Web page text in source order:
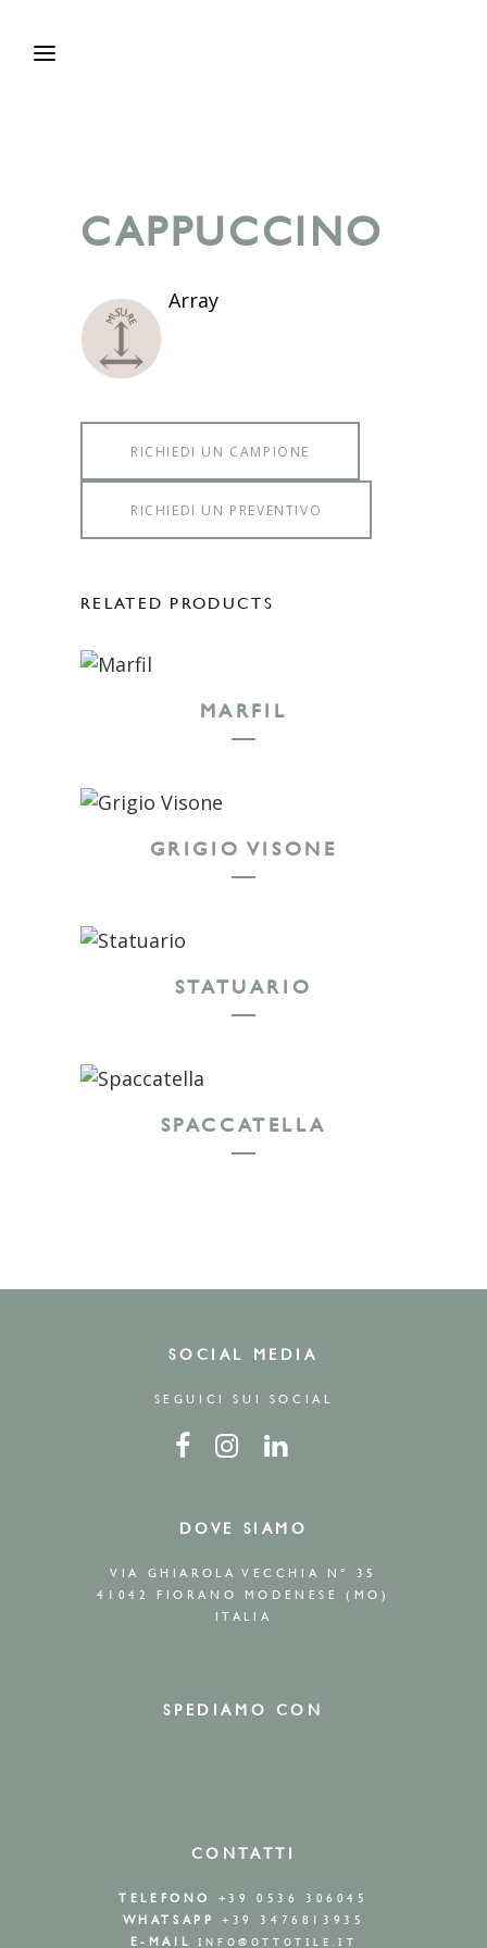
CAPPUCCINO
Array
RICHIEDI UN CAMPIONE
RICHIEDI UN PREVENTIVO
RELATED PRODUCTS
MARFIL
GRIGIO VISONE
STATUARIO
SPACCATELLA
SOCIAL MEDIA
SEGUICI SUI SOCIAL
DOVE SIAMO
VIA GHIAROLA VECCHIA N° 35
41042 FIORANO MODENESE (MO)
ITALIA
SPEDIAMO CON
CONTATTI
TELEFONO
+39 0536 306045
WHATSAPP
+39 3476813935
E-MAIL
INFO@OTTOTILE.IT